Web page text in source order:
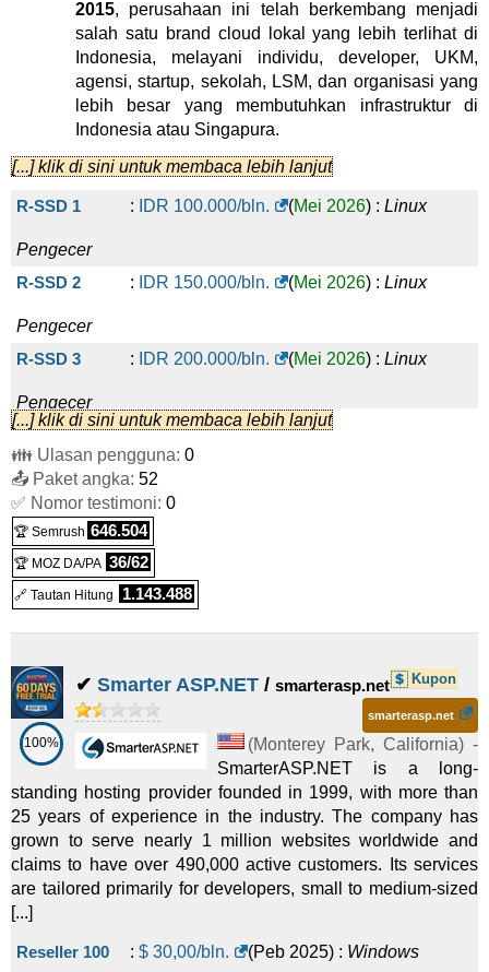
2015, perusahaan ini telah berkembang menjadi
salah satu brand cloud lokal yang lebih terlihat di
Indonesia, melayani individu, developer, UKM,
agensi, startup, sekolah, LSM, dan organisasi yang
lebih besar yang membutuhkan infrastruktur di
Indonesia atau Singapura.
Katalog layanan mereka jauh lebih luas daripada
shared hosting standar. Portofolio saat ini
Pendaftaran Domain
Metal Server,Dedicated Server,Private Cloud /
, Object Storage S3
Kubernetes
SSL
Cloud Storage Drive,Backup as a Service
migrasi, dan opsi infrastruktur terkelola.
Untuk website kecil, IDCloudHost menawarkan
shared/cloud hosting yang terjangkau dengan tools
hosting yang familier dan instalasi software sekali
klik. Untuk developer dan pengguna teknis, platform
VPS dan cloud mereka menyediakan image sistem
operasi, template aplikasi, akses API, resource yang
dapat diskalakan, snapshot, dan opsi server
berbasis NVMe. Untuk beban kerja bisnis yang
colocation, private cloud, dan keamanan membuat
perusahaan ini lebih dari sekadar penyedia domain
dan hosting sederhana.
Perusahaan ini sangat relevan bagi pelanggan
yang menargetkan pasar Indonesia. Harga mereka
dalamRupiah Indonesia, metode pembayaran
disesuaikan dengan pembeli lokal, dukungan
tersedia 24/7, dan jejak infrastrukturnya mencakup
beberapa lokasi data center di Indonesia serta
bahasa Indonesia ,bahasa Inggris, danbahasa
[...] klik di sini untuk membaca lebih lanjut
R-SSD 1 : IDR 100.000/bln. (Mei 2026) : Linux
Pengecer
R-SSD 2
: IDR 150.000/bln. (Mei 2026) : Linux
Pengecer
R-SSD 3
: IDR 200.000/bln. (Mei 2026) : Linux
Pengecer
R-SSD 4
:IDR 320.000/bln. (Mei 2026
Pengecer
R-SSD 5
:IDR 550.000
Pengecer
R-SSD 6
:IDR 990.000
Pengecer
[...] klik di sini untuk membaca lebih lanjut
👪 Ulasan pengguna: 0
📤 Paket angka: 52
✅ Nomor testimoni: 0
🏆 Semrush 646.504
🏆 MOZ DA/PA 36/62
🔗 Tautan Hitung 1.143.488
100%
✔ Smarter ASP.NET / smarterasp.net Kupon
smarterasp.net
(Monterey Park, California) -
SmarterASP.NET is a long-
standing hosting provider founded in 1999, with more than
25 years of experience in the industry. The company has
grown to serve nearly 1 million websites worldwide and
claims to have over 490,000 active customers. Its services
are tailored primarily for developers, small to medium-sized
[...]
Reseller 100 : $ 30,00/bln. (Peb 2025) : Windows